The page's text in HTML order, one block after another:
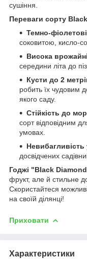
сушіння.
Переваги сорту
Темно-
соковитою, кисло-
Висока
середини літа до
Кусти до 2
робить їх чудовим
якого саду.
Стійкість до
сорт відповідним
умовах.
Невибагливість
досвідчених
Годжі "Black
фрукт, але й стильне
Скористайтеся
на своїй ділянці!
Приховати
Характеристики